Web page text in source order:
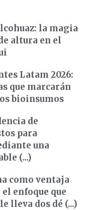
la magia
altura en el
Latam 2026:
que marcarán
bioinsumos
de
para
una
(...)
como ventaja
enfoque que
lleva dos dé (...)